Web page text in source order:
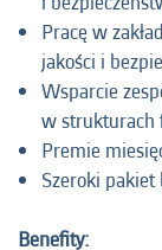
Pracę w
jakości i
Wsparcie
w strukturach
Premie
Szeroki
Benefity: